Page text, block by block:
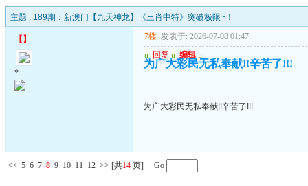
主题 : 189期：新澳门【九天神龙】《三肖中特》突破极限~！
【 】
*
7楼 发表于: 2026-07-08 01:47
u 回复 u 编辑 u
为广大彩民无私奉献!!辛苦了!!!
为广大彩民无私奉献!!辛苦了!!!
<< 5 6 7 8 9 10 11 12 >> [共14 页] Go